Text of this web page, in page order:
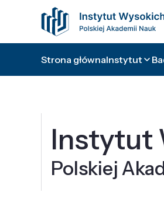
Strona głównaInstytut
Instytut
Polskiej